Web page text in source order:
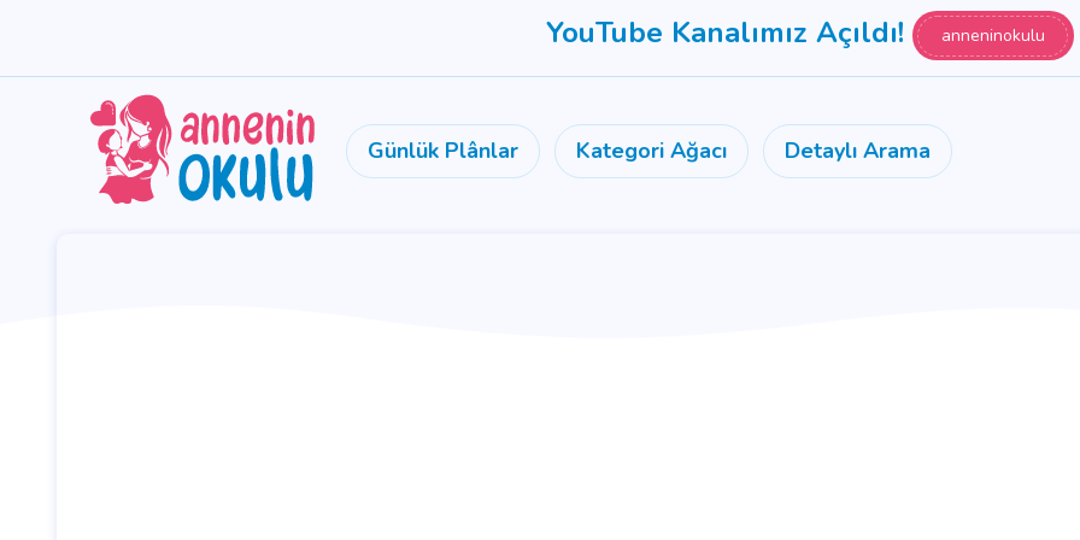
YouTube Kanalımız Açıldı! anneninokulu
Günlük Plânlar Kategori Ağacı Detaylı Arama